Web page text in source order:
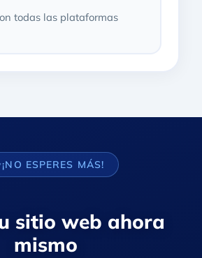
todas las plataformas
¡NO ESPERES MÁS!
sitio web ahora
mismo